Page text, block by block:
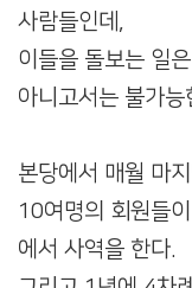
사람들인데,
이들을 돌보는 일
아니고서는 불가능
본당에서 매월 마
10여명의 회원들
에서 사역을 한다.